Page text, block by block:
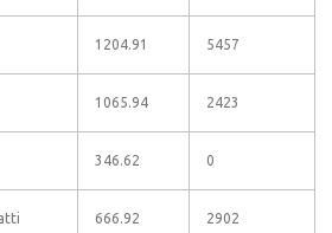
1204.91 5457
1065.94 2423
346.62 0
666.92 2902